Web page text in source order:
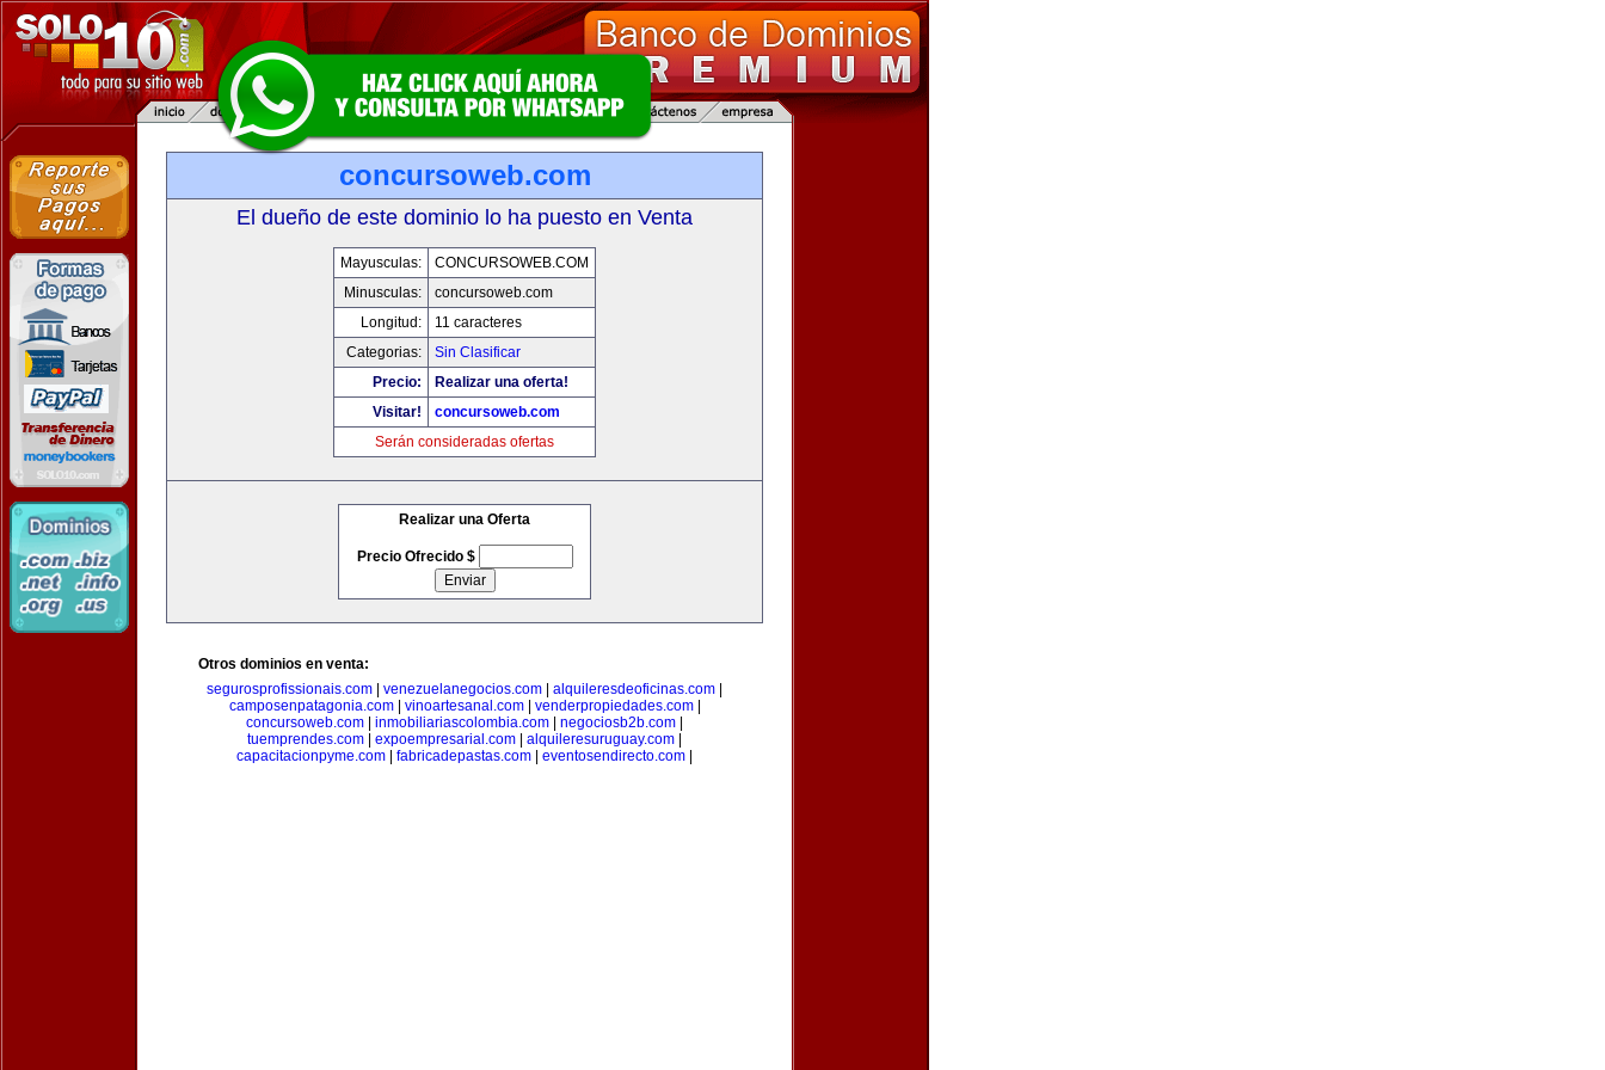
concursoweb.com
El dueño de este dominio lo ha puesto en Venta
Mayusculas:
CONCURSOWEB.COM
Minusculas:
concursoweb.com
Longitud:
11 caracteres
Categorias:
Sin Clasificar
Precio:
Realizar una oferta!
Visitar!
concursoweb.com
Serán consideradas ofertas
Realizar una Oferta
Precio Ofrecido $
Otros dominios en venta:
segurosprofissionais.com
venezuelanegocios.com alquileresdeoficinas.com
camposenpatagonia.com| vinoartesanal.com| venderpropiedades.com|
concursoweb.com
inmobiliariascolombia.com negociosb2b.com
tuemprendes.com
expoempresarial.com alquileresuruguay.com
capacitacionpyme.com
fabricadepastas.com eventosendirecto.com